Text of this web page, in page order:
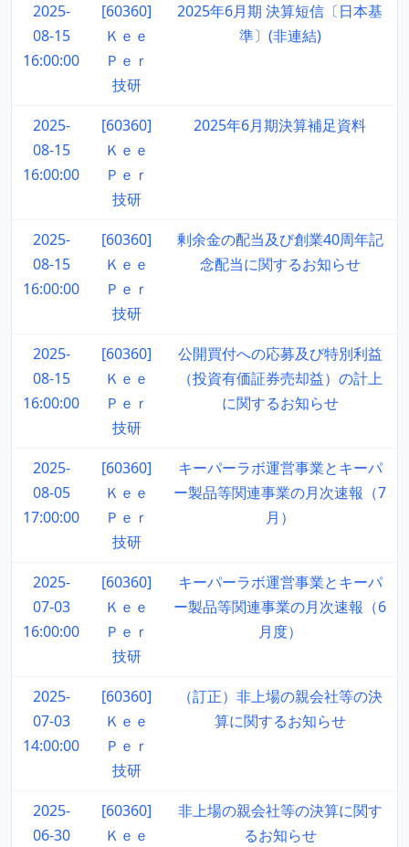
2025-
08-15
16:00:00
[60360]
Ｋｅｅ
Ｐｅｒ
技研
2025年6月期 決算短信〔日本基
準〕(非連結)
2025-
08-15
16:00:00
[60360]
Ｋｅｅ
Ｐｅｒ
技研
2025年6月期決算補足資料
2025-
08-15
16:00:00
[60360]
Ｋｅｅ
Ｐｅｒ
技研
剰余金の配当及び創業40周年記
念配当に関するお知らせ
2025-
08-15
16:00:00
[60360]
Ｋｅｅ
Ｐｅｒ
技研
公開買付への応募及び特別利益
（投資有価証券売却益）の計上
に関するお知らせ
2025-
08-05
17:00:00
[60360]
Ｋｅｅ
Ｐｅｒ
技研
キーパーラボ運営事業とキーパ
ー製品等関連事業の月次速報（7
月）
2025-
07-03
16:00:00
[60360]
Ｋｅｅ
Ｐｅｒ
技研
キーパーラボ運営事業とキーパ
ー製品等関連事業の月次速報（6
月度）
2025-
07-03
14:00:00
[60360]
Ｋｅｅ
Ｐｅｒ
技研
（訂正）非上場の親会社等の決
算に関するお知らせ
2025-
06-30
[60360]
Ｋｅｅ
非上場の親会社等の決算に関す
るお知らせ